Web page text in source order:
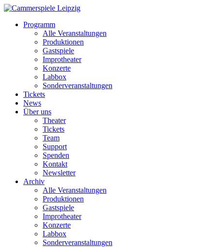
Programm
Alle Veranstaltungen
Produktionen
Gastspiele
Improtheater
Konzerte
Labbox
Sonderveranstaltungen
Tickets
News
Über uns
Theater
Tickets
Team
Support
Spenden
Kontakt
Newsletter
Archiv
Alle Veranstaltungen
Produktionen
Gastspiele
Improtheater
Konzerte
Labbox
Sonderveranstaltungen